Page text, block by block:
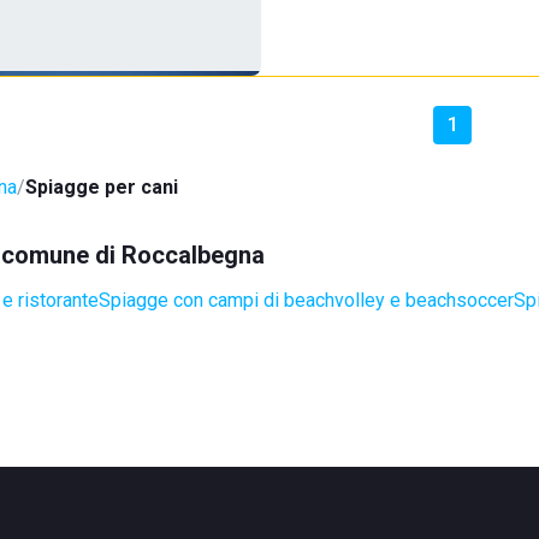
1
Spiagge per cani
di Roccalbegna
ristoranteSpiagge con campi di beachvolley e beachsoccer